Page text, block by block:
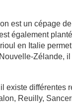
est un cépage
également
en Italie
Zélande,
existe différentes
Reuilly,